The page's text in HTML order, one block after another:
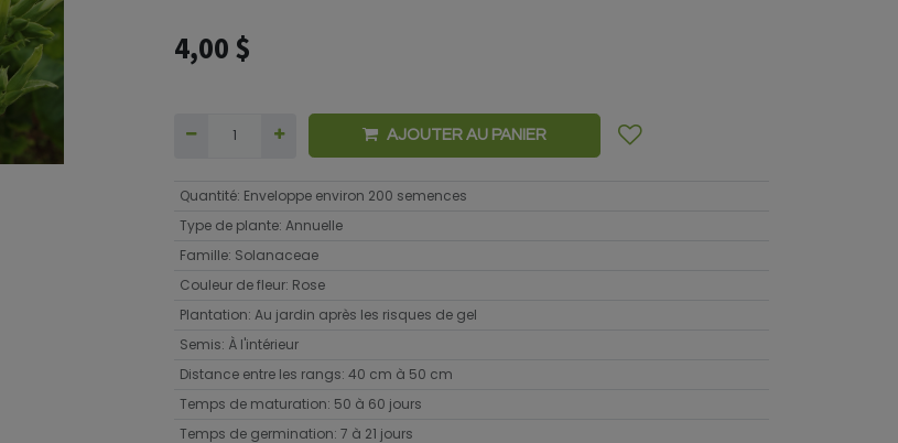
4,00 $
AJOUTER AU PANIER
Quantité: Enveloppe environ 200 semences
Type de plante: Annuelle
Famille: Solanaceae
Couleur de fleur: Rose
Plantation: Au jardin après les risques de gel
Semis: À l'intérieur
Distance entre les rangs: 40 cm à 50 cm
Temps de maturation: 50 à 60 jours
Temps de germination: 7 à 21 jours